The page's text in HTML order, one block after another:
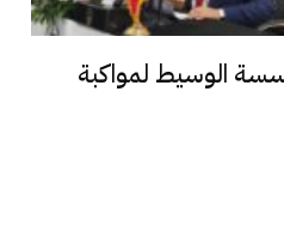
الوسيط لمواكبة